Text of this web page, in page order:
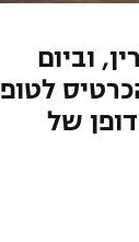
וביום
הכרטיס לטופ
של